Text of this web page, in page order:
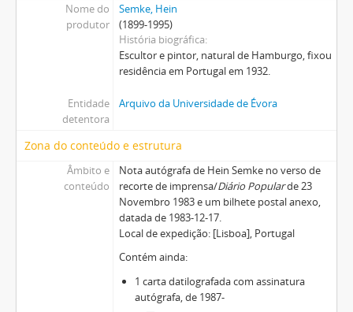
Nome do
produtor
Semke, Hein
(1899-1995)
História biográfica
Escultor e pintor, natural de Hamburgo, fixou
residência em Portugal em 1932.
Entidade
detentora
Arquivo da Universidade de Évora
Zona do conteúdo e estrutura
Âmbito e
conteúdo
Nota autógrafa de Hein Semke no verso de
recorte de imprensa/Diário Popularde 23
Novembro 1983 e um bilhete postal anexo,
datada de 1983-12-17.
Local de expedição: [Lisboa], Portugal
Contém ainda:
1 carta datilografada com assinatura
autógrafa, de 1987-